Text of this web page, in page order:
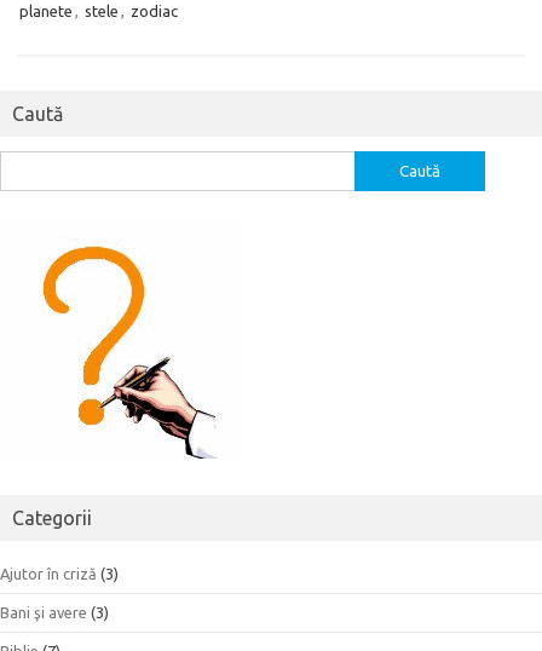
planete
stele zodiac
Caută
după:
Categorii
Ajutor în criză (3)
Bani şi avere (3)